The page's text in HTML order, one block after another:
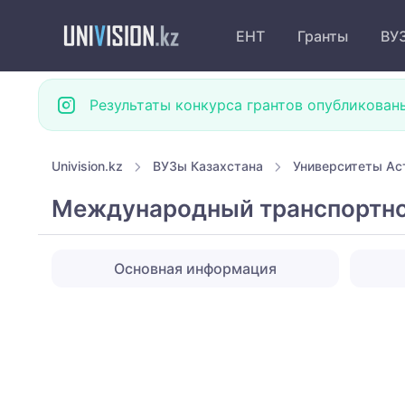
ЕНТ Гранты
Результаты конкурса грантов
Univision.kz ВУЗы Казахстана Университеты
Международный
Основная информация